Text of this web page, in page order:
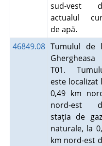
sud-vest
actualul
de apă.
46849.08 Tumulul de
T01.
este localizat
0,49 km
nord-est
staţia de
naturale, la
km nord-est